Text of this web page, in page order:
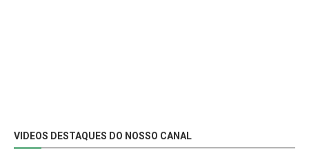
VIDEOS DESTAQUES DO NOSSO CANAL